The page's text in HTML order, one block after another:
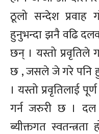
ठूलो सन्देश प्रवाह
हुनुभन्दा झनै वढि
छन् । यस्तो प्रवृतिले
छ , जसले जे गरे पनि
। यस्तो प्रवृतिलाई
गर्न जरुरी छ । दल
ब्यीक्तगत